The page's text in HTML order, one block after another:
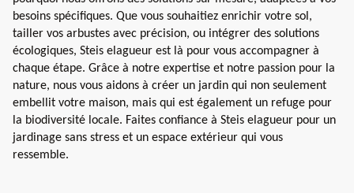
besoins spécifiques. Que vous souhaitiez enrichir votre sol,
tailler vos arbustes avec précision, ou intégrer des solutions
écologiques, Steis elagueur est là pour vous accompagner à
chaque étape. Grâce à notre expertise et notre passion pour la
nature, nous vous aidons à créer un jardin qui non seulement
embellit votre maison, mais qui est également un refuge pour
la biodiversité locale. Faites confiance à Steis elagueur pour un
jardinage sans stress et un espace extérieur qui vous
ressemble.